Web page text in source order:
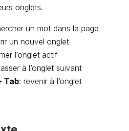
onglets.
un mot dans la page
un nouvel onglet
l’onglet actif
à l’onglet suivant
Tab: revenir à l’onglet